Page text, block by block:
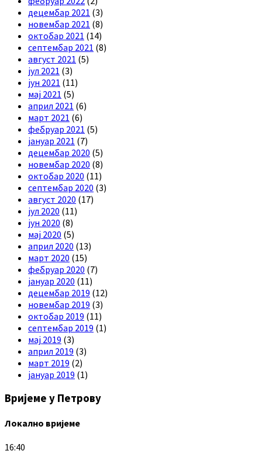
децембар 2021 (3)
новембар 2021 (8)
октобар 2021 (14)
септембар 2021 (8)
август 2021 (5)
јул 2021 (3)
јун 2021 (11)
мај 2021 (5)
април 2021 (6)
март 2021 (6)
фебруар 2021 (5)
јануар 2021 (7)
децембар 2020 (5)
новембар 2020 (8)
октобар 2020 (11)
септембар 2020 (3)
август 2020 (17)
јул 2020 (11)
јун 2020 (8)
мај 2020 (5)
април 2020 (13)
март 2020 (15)
фебруар 2020 (7)
јануар 2020 (11)
децембар 2019 (12)
новембар 2019 (3)
октобар 2019 (11)
септембар 2019 (1)
мај 2019 (3)
април 2019 (3)
март 2019 (2)
јануар 2019 (1)
Вријеме у Петрову
Локално вријеме
16:40